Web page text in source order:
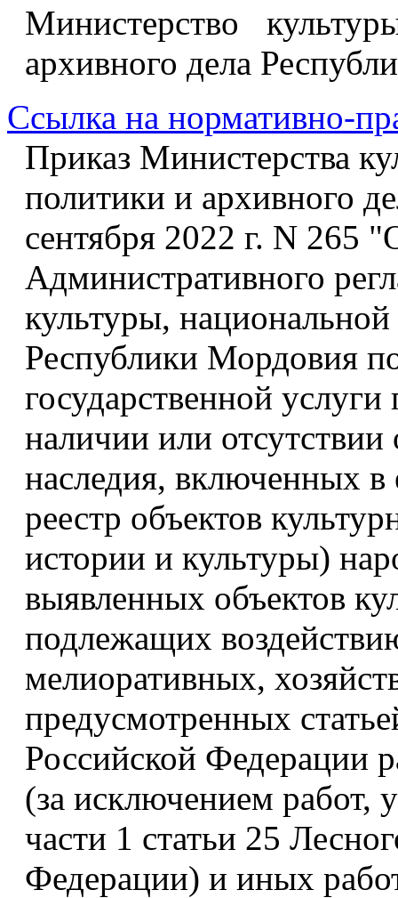
Министерство
архивного дела
Ссылка на нормативно-
Приказ Министерства
политики и архивного
сентября 2022 г. N 265
Административного
культуры,
Республики Мордовия
государственной
наличии или отсутствии
наследия, включенных
реестр объектов
истории и культуры)
выявленных объектов
подлежащих
мелиоративных,
предусмотренных
Российской Федерации
(за исключением работ,
части 1 статьи 25
Федерации) и иных